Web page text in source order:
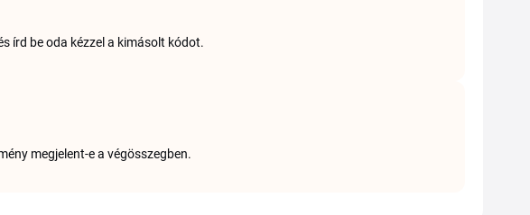
írd be oda kézzel a kimásolt kódot.
megjelent-e a végösszegben.